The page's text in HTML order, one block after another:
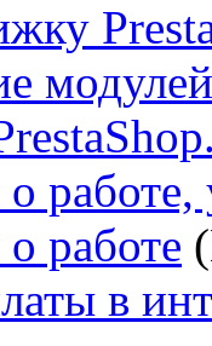
работе
в